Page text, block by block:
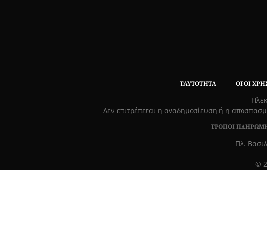
ΤΑΥΤΌΤΗΤΑ ΌΡΟΙ
Δεν επιτρέπεται η αναδημοσίευση ή η
ΤΡΟΠΟΙ
Πλ.
©